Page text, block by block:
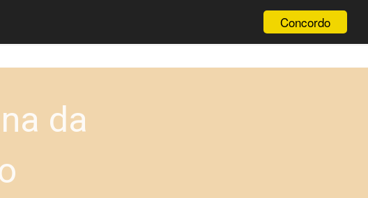
Concordo
da